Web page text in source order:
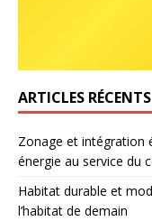
ARTICLES RÉCENTS
Zonage et intégration
énergie au service du
Habitat durable et
l’habitat de demain